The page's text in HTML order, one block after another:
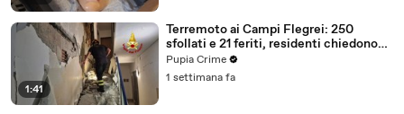
1:41
Terremoto ai Campi Flegrei: 250
sfollati e 21 feriti, residenti chiedono
certezze sul futuro (01.08.26)
Pupia Crime
1 settimana fa